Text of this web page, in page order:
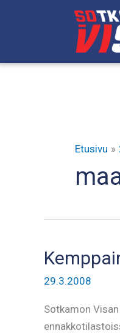
Etusivu
29.3.2008
Sotkamon